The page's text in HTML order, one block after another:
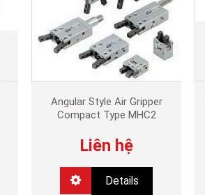
Angular Style Air Gripper
Compact Type MHC2
Liên hệ
Details